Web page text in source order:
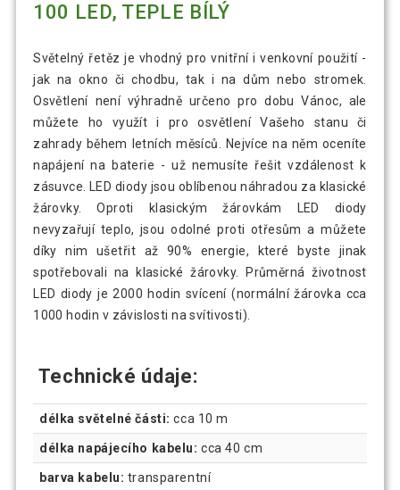
100 LED, TEPLE BÍLÝ
Světelný řetěz je vhodný pro vnitřní i venkovní použití -
jak na okno či chodbu, tak i na dům nebo stromek.
Osvětlení není výhradně určeno pro dobu Vánoc, ale
můžete ho využít i pro osvětlení Vašeho stanu či
zahrady během letních měsíců. Nejvíce na něm oceníte
napájení na baterie - už nemusíte řešit vzdálenost k
zásuvce. LED diody jsou oblíbenou náhradou za klasické
žárovky. Oproti klasickým žárovkám LED diody
nevyzařují teplo, jsou odolné proti otřesům a můžete
díky nim ušetřit až 90% energie, které byste jinak
spotřebovali na klasické žárovky. Průměrná životnost
LED diody je 2000 hodin svícení (normální žárovka cca
1000 hodin v závislosti na svítivosti).
Technické údaje:
délka světelné části: cca 10 m
délka napájecího kabelu: cca 40 cm
barva kabelu: transparentní